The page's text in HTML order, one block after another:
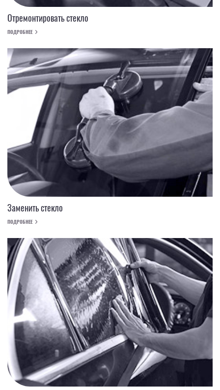
Отремонтировать стекло
ПОДРОБНЕЕ
Заменить стекло
ПОДРОБНЕЕ